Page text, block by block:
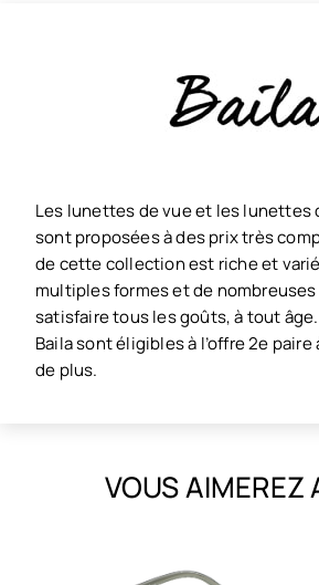
Les lunettes de vue et les lunettes
sont proposées à des prix très
de cette collection est riche et
multiples formes et de
satisfaire tous les goûts, à tout
Baila sont éligibles à l’offre 2e paire
de plus.
VOUS AIMEREZ